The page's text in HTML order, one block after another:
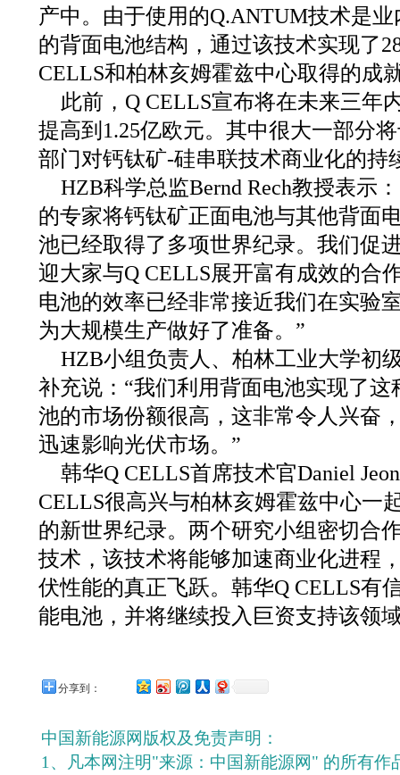
产中。由于使用的Q.ANTUM技术是
的背面电池结构，通过该技术实现了
CELLS和柏林亥姆霍兹中心取得的成
此前，Q CELLS宣布将在未来三年
提高到1.25亿欧元。其中很大一部分
部门对钙钛矿-硅串联技术商业化的持
HZB科学总监Bernd Rech教授表示
的专家将钙钛矿正面电池与其他背面
池已经取得了多项世界纪录。我们促
迎大家与Q CELLS展开富有成效的合
电池的效率已经非常接近我们在实验
为大规模生产做好了准备。”
HZB小组负责人、柏林工业大学初
补充说：“我们利用背面电池实现了
池的市场份额很高，这非常令人兴奋
迅速影响光伏市场。”
韩华Q CELLS首席技术官Daniel
CELLS很高兴与柏林亥姆霍兹中心一
的新世界纪录。两个研究小组密切合
技术，该技术将能够加速商业化进程
伏性能的真正飞跃。韩华Q CELLS有
能电池，并将继续投入巨资支持该领
分享到：
中国新能源网版权及免责声明：
1、凡本网注明"来源：中国新能源网" 的所有作